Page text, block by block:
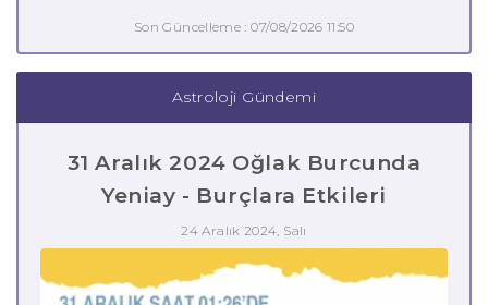
Son Güncelleme : 07/08/2026 11:50
Astroloji Gündemi
31 Aralık 2024 Oğlak Burcunda
Yeniay - Burçlara Etkileri
24 Aralık 2024, Salı